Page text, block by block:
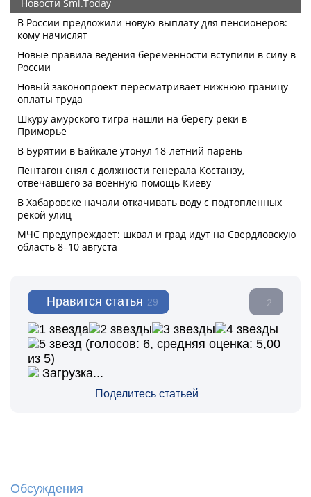
Нравится статья 29 2
Поделитесь статьей
(голосов: 6, средняя оценка: 5,00
из 5)
Загрузка...
Обсуждения